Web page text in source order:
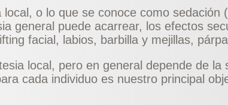
o lo que se conoce como sedación
general puede acarrear, los efectos
facial, labios, barbilla y mejillas,
local, pero en general depende de la
cada individuo es nuestro principal